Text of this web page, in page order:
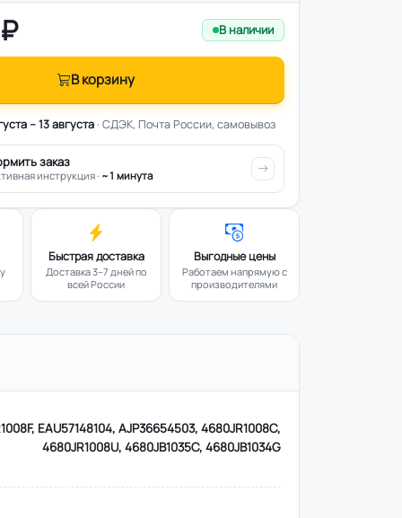
В наличии
В корзину
– 13 августа· СДЭК, Почта России, самовывоз
заказ
инструкция · ~1 минута
Быстрая доставка
Доставка 3–7 дней по
всей России
Выгодные цены
Работаем напрямую с
производителями
EAU57148104, AJP36654503, 4680JR1008C,
4680JR1008U, 4680JB1035C, 4680JB1034G